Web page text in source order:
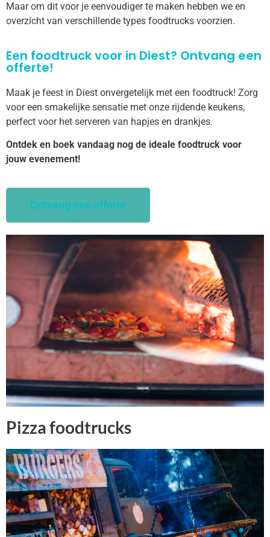
Maar om dit voor je eenvoudiger te maken hebben we en
overzicht van verschillende types foodtrucks voorzien.
Een foodtruck voor in Diest? Ontvang een
offerte!
Maak je feest in Diest onvergetelijk met een foodtruck! Zorg
voor een smakelijke sensatie met onze rijdende keukens,
perfect voor het serveren van hapjes en drankjes.
Ontdek en boek vandaag nog de ideale foodtruck voor
jouw evenement!
Ontvang een offerte
Pizza foodtrucks